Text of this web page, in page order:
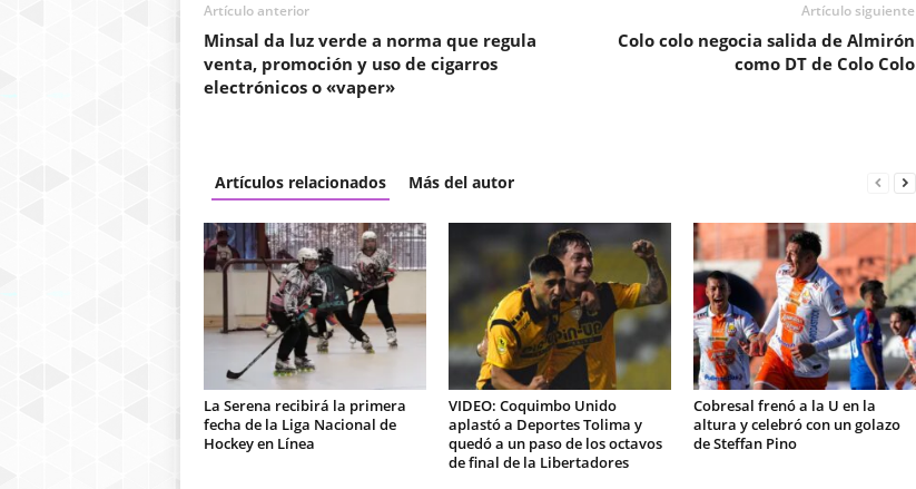
Artículo anterior
Minsal da luz verde a norma que regula
venta, promoción y uso de cigarros
electrónicos o «vaper»
Artículo siguiente
Colo colo negocia salida de Almirón
como DT de Colo Colo
Artículos relacionados Más del autor
La Serena recibirá la primera
fecha de la Liga Nacional de
Hockey en Línea
VIDEO: Coquimbo Unido
aplastó a Deportes Tolima y
quedó a un paso de los octavos
de final de la Libertadores
Cobresal frenó a la U en la
altura y celebró con un golazo
de Steffan Pino